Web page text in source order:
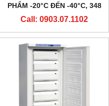
PHẨM -20°C ĐẾN -40°C, 348
LÍT, DW-40L348, HÃNG
Call: 0903.07.1102